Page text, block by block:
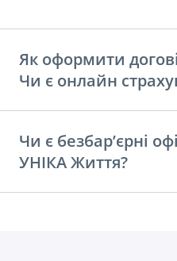
Як оформити
Чи є онлайн
Чи є безбар’єрні
УНІКА Життя?